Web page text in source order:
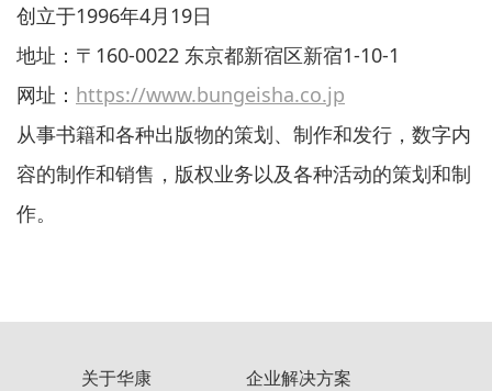
创立于1996年4月19日
地址：〒160-0022 东京都新宿区新宿1-10-1
网址： https://www.bungeisha.co.jp
从事书籍和各种出版物的策划、制作和发行，数字内
容的制作和销售，版权业务以及各种活动的策划和制
作。
关于华康 企业解决方案